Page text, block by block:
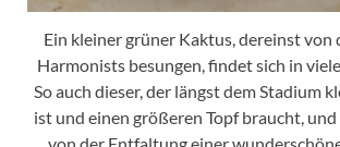
Ein kleiner grüner Kaktus, dereinst von
Harmonists besungen, findet sich in
So auch dieser, der längst dem Stadium
ist und einen größeren Topf braucht,
von der Entfaltung einer